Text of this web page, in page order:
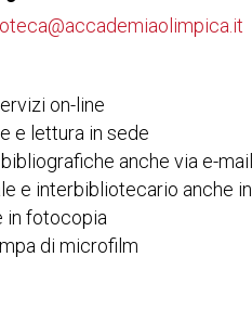
on-line
e lettura in sede
anche via e-
e interbibliotecario anche
in fotocopia
di microfilm